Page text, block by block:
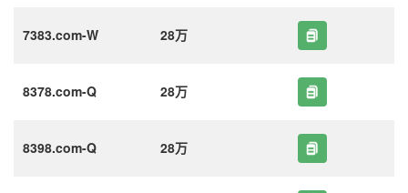
7383.com-W 28万
8378.com-Q 28万
8398.com-Q 28万